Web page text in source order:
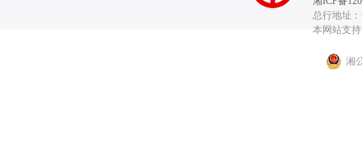
总行地址
本网站支
湘